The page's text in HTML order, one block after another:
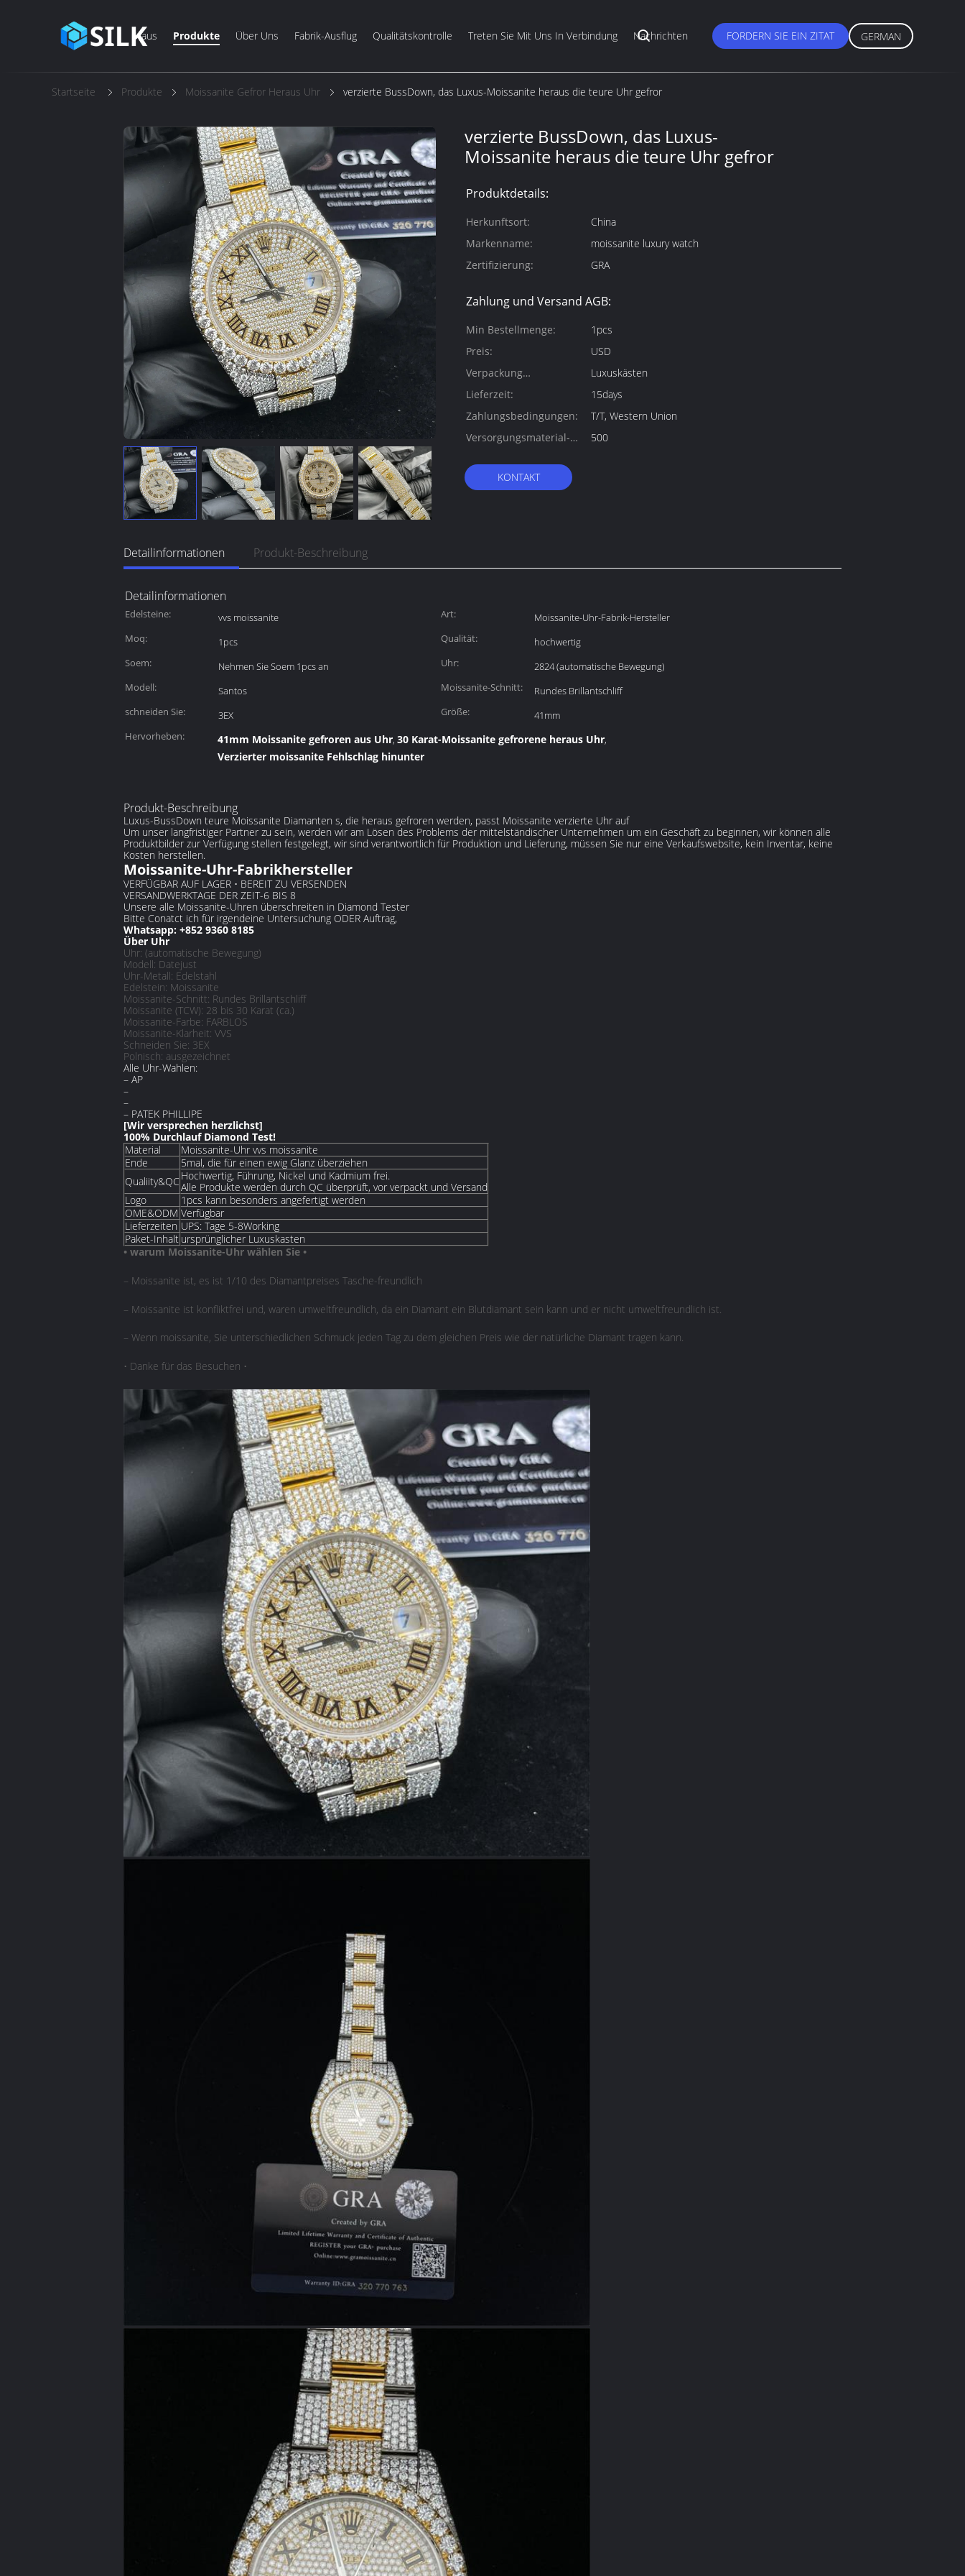
Haus Produkte Über Uns Fabrik-Ausflug Qualitätskontrolle Treten Sie Mit Uns In Verbindung Nachrichten FORDERN SIE EIN ZITAT GERMAN
Startseite Produkte Moissanite Gefror Heraus Uhr verzierte BussDown, das Luxus-Moissanite heraus die teure Uhr gefror
verzierte BussDown, das Luxus-
Moissanite heraus die teure Uhr gefror
Produktdetails:
Herkunftsort:
China
Markenname:
moissanite luxury watch
Zertifizierung:
GRA
Zahlung und Versand AGB:
Min Bestellmenge:
1pcs
Preis:
USD
Verpackung
Informationen:
Luxuskästen
Lieferzeit:
15days
Zahlungsbedingungen:
T/T, Western Union
Versorgungsmaterial-
500
KONTAKT
Detailinformationen Produkt-Beschreibung
Detailinformationen
Edelsteine: vvs moissanite Art:
Moissanite-Uhr-Fabrik-Hersteller
Moq:
1pcs Qualität:
hochwertig
Soem:
Nehmen Sie Soem 1pcs an Uhr:
2824 (automatische Bewegung)
Modell:
Santos Moissanite-Schnitt:
Rundes Brillantschliff
schneiden Sie:
3EX Größe:
41mm
Hervorheben:
41mm Moissanite gefroren aus Uhr,30 Karat-Moissanite gefrorene heraus Uhr,
Verzierter moissanite Fehlschlag hinunter
Produkt-Beschreibung
Luxus-BussDown teure Moissanite Diamanten s, die heraus gefroren werden, passt Moissanite verzierte Uhr auf
Um unser langfristiger Partner zu sein, werden wir am Lösen des Problems der mittelständischer Unternehmen um ein Geschäft zu beginnen, wir können alle
Produktbilder zur Verfügung stellen festgelegt, wir sind verantwortlich für Produktion und Lieferung, müssen Sie nur eine Verkaufswebsite, kein Inventar, keine
Kosten herstellen.
Moissanite-Uhr-Fabrikhersteller
VERFÜGBAR AUF LAGER • BEREIT ZU VERSENDEN
VERSANDWERKTAGE DER ZEIT-6 BIS 8
Unsere alle Moissanite-Uhren überschreiten in Diamond Tester
Bitte Conatct ich für irgendeine Untersuchung ODER Auftrag,
Whatsapp: +852 9360 8185
Über Uhr
Uhr: (automatische Bewegung)
Modell: Datejust
Uhr-Metall: Edelstahl
Edelstein: Moissanite
Moissanite-Schnitt: Rundes Brillantschliff
Moissanite (TCW): 28 bis 30 Karat (ca.)
Moissanite-Farbe: FARBLOS
Moissanite-Klarheit: VVS
Schneiden Sie: 3EX
Polnisch: ausgezeichnet
Alle Uhr-Wahlen:
– AP
–
–
– PATEK PHILLIPE
[Wir versprechen herzlichst]
100% Durchlauf Diamond Test!
Material
Moissanite-Uhr vvs moissanite
Ende
5mal, die für einen ewig Glanz überziehen
Qualiity&QC Hochwertig, Führung, Nickel und Kadmium frei.
Alle Produkte werden durch QC überprüft, vor verpackt und Versand
Logo
1pcs kann besonders angefertigt werden
OME&ODM Verfügbar
Lieferzeiten UPS: Tage 5-8Working
Paket-Inhalt ursprünglicher Luxuskasten
• warum Moissanite-Uhr wählen Sie •
– Moissanite ist, es ist 1/10 des Diamantpreises Tasche-freundlich
– Moissanite ist konfliktfrei und, waren umweltfreundlich, da ein Diamant ein Blutdiamant sein kann und er nicht umweltfreundlich ist.
– Wenn moissanite, Sie unterschiedlichen Schmuck jeden Tag zu dem gleichen Preis wie der natürliche Diamant tragen kann.
• Danke für das Besuchen •